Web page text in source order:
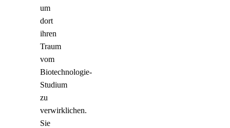
um
dort
ihren
Traum
vom
Biotechnologie-
Studium
zu
verwirklichen.
Sie